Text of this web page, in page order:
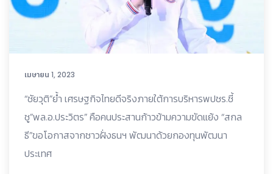
เมษายน 1, 2023
“ชัยวุติ”ย้ำ เศรษฐกิจไทยดีจริงภายใต้การบริหารพปชร.ชี้
ชู”พล.อ.ประวิตร” คือคนประสานก้าวข้ามความขัดแย้ง “สกล
ธี”ขอโอกาสจากชาวฝั่งธนฯ พัฒนาด้วยกองทุนพัฒนา
ประเทศ